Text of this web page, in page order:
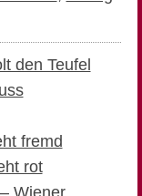
den Teufel
fremd
rot
Wiener